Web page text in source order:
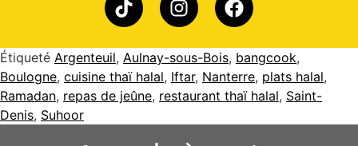
Étiqueté Argenteuil, Aulnay-sous-Bois, bangcook,
Boulogne, cuisine thaï halal, Iftar, Nanterre, plats halal,
Ramadan, repas de jeûne, restaurant thaï halal, Saint-
Denis, Suhoor